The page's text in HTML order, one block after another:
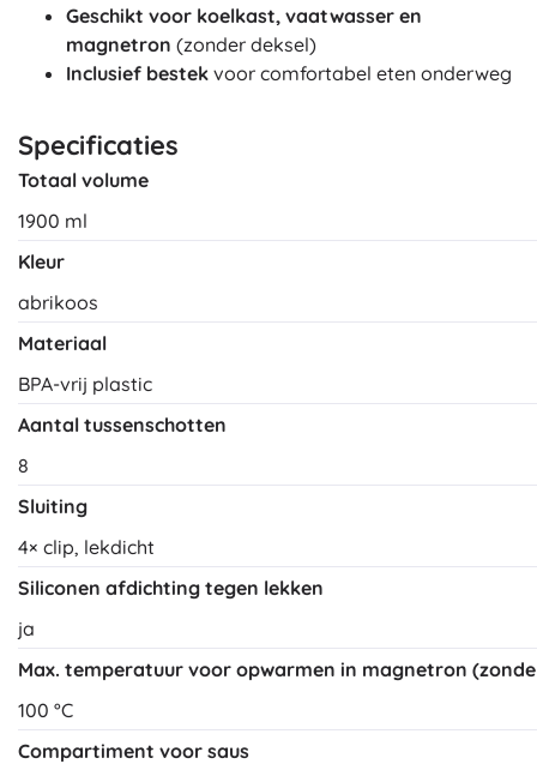
Geschikt voor koelkast, vaatwasser en
magnetron (zonder deksel)
Inclusief bestek voor comfortabel eten onderweg
Specificaties
Totaal volume
1900 ml
Kleur
abrikoos
Materiaal
BPA-vrij plastic
Aantal tussenschotten
8
Sluiting
4× clip, lekdicht
Siliconen afdichting tegen lekken
ja
Max. temperatuur voor opwarmen in magnetron
100 °C
Compartiment voor saus